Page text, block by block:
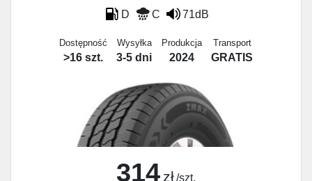
D C 71dB
Dostępność
>16 szt.
Wysyłka
3-5 dni
Produkcja
2024
Transport
GRATIS
314 zł /szt.